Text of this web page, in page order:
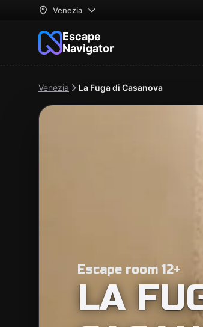
Venezia
Escape
Navigator
Venezia La Fuga di Casanova
Escape room 12+
LA